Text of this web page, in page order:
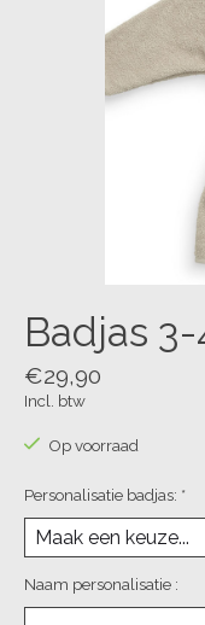
Badjas
€29,90
Incl. btw
Op voorraad
Personalisatie badjas: *
Naam personalisatie :